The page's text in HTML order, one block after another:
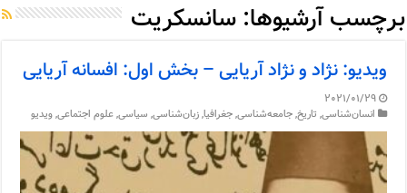
برچسب آرشیوها:سانسکریت
ویدیو: نژاد و نژاد آریایی – بخش اول: افسانه آریایی
2021/01/29
انسان‌شناسی, تاریخ,جامعه‌شناسی,جغرافیا,زبان‌شناسی, سیاسی,علوم اجتماعی,ویدیو